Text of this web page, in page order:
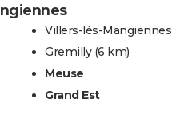
Villers-lès-Mangiennes
Gremilly (6 km)
Meuse
Grand Est